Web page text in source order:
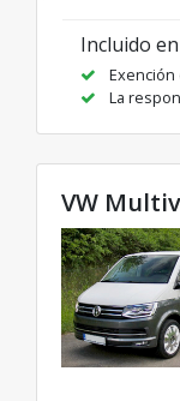
Incluido
Exención
La
VW